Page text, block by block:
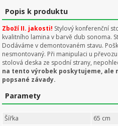
Popis k produktu
Zboží II. jakosti! Stylový konferenční
kvalitního lamina v barvě dub sonoma.
Dodáváme v demontovaném stavu.
nesmontovaný. Při manipulaci u
stolová deska ze spodní strany,
na tento výrobek poskytujeme, ale
popsané závady.
Paramety
Šířka
65 cm